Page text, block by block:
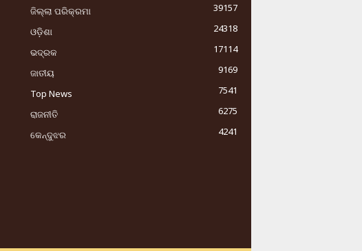
ଜିଲ୍ଲା ପରିକ୍ରମା
39157
ଓଡ଼ିଶା
24318
ଭଦ୍ରକ
17114
ଜାତୀୟ
9169
Top News
7541
ରାଜନୀତି
6275
କେନ୍ଦୁଝର
4241